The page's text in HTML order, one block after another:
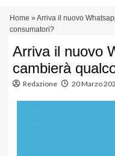
principale
Home » Arriva il nuovo
consumatori?
Arriva il nuovo
cambierà
Redazione 20 Marzo